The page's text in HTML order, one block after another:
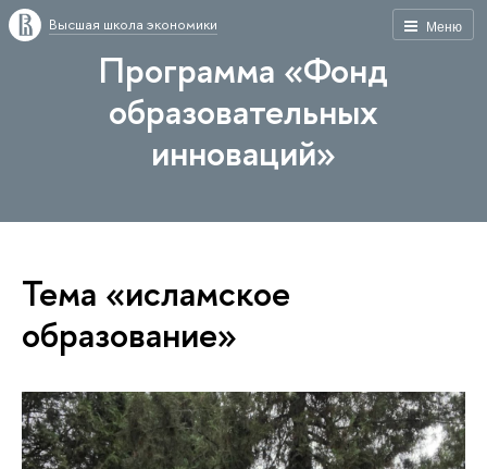
Меню
Высшая школа экономики
Программа «Фонд
образовательных
инноваций»
Тема «исламское
образование»